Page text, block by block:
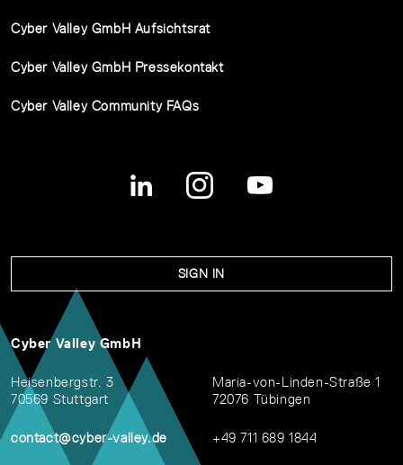
Cyber Valley GmbH Aufsichtsrat
Cyber Valley GmbH Pressekontakt
Cyber Valley Community FAQs
SIGN IN
Cyber Valley GmbH
Heisenbergstr. 3
70569 Stuttgart
contact@cyber-valley.de
Maria-von-Linden-Straße 1
72076 Tübingen
+49 711 689 1844